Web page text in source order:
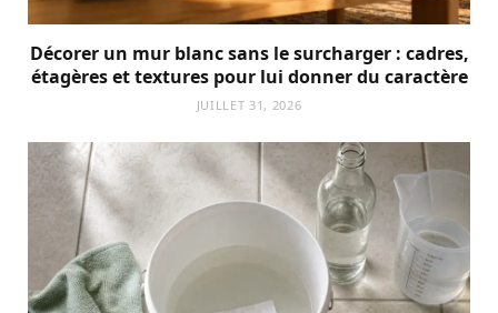
Décorer un mur blanc sans le surcharger : cadres,
étagères et textures pour lui donner du caractère
JUILLET 31, 2026